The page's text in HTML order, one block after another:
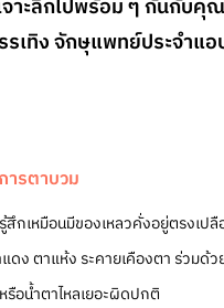
จาะลึกไปพร้อม ๆ กันกับ
เทิง จักษุแพทย์ประจำแ
รตาบวม
สึกเหมือนมีของเหลวคั่งอยู่ตรงเป
ดง ตาแห้ง ระคายเคืองตา ร่วมด้ว
รือน้ำตาไหลเยอะผิดปกติ